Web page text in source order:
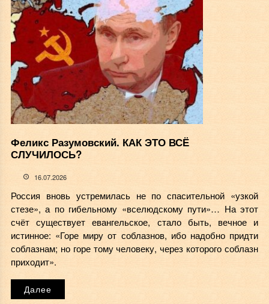
Феликс Разумовский. КАК ЭТО ВСЁ
СЛУЧИЛОСЬ?
16.07.2026
Россия вновь устремилась не по спасительной «узкой
стезе», а по гибельному «вселюдскому пути»… На этот
счёт существует евангельское, стало быть, вечное и
истинное: «Горе миру от соблазнов, ибо надобно придти
соблазнам; но горе тому человеку, через которого соблазн
приходит».
Далее